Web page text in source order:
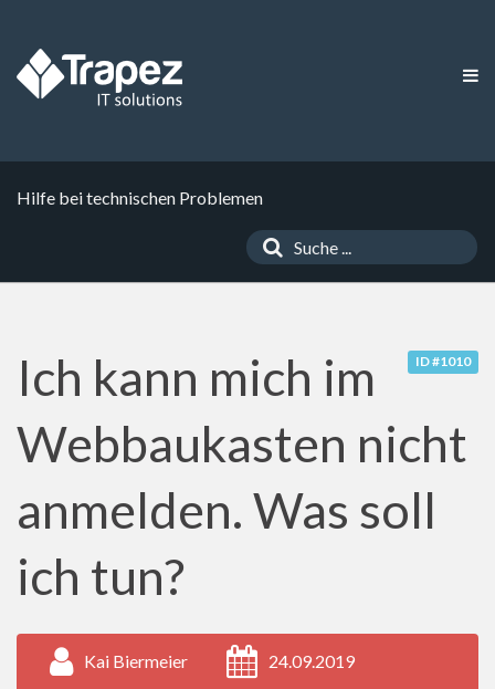
Hilfe bei technischen Problemen
ID #1010
Ich kann mich im
Webbaukasten nicht
anmelden. Was soll
ich tun?
Kai Biermeier 24.09.2019